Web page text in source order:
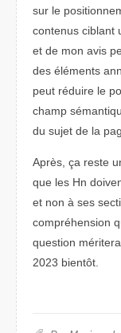
sur le
contenus ciblant
et de mon avis
des éléments
peut réduire le
champ
du sujet de la
Après, ça reste
que les Hn
et non à ses
compréhension
question
2023 bientôt.